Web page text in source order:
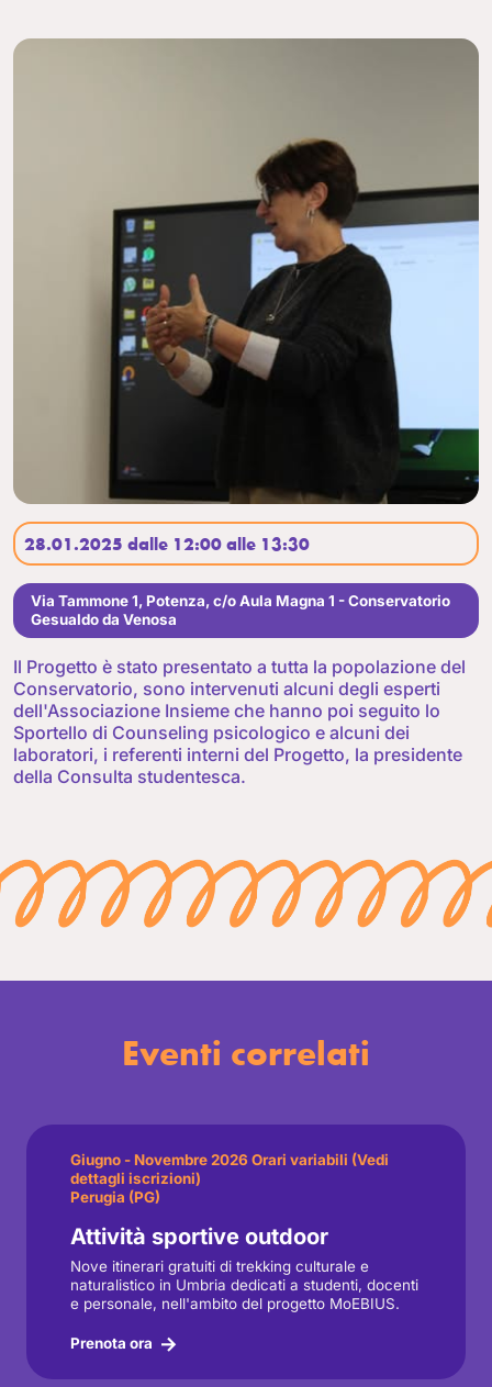
28.01.2025 dalle 12:00 alle 13:30
Via Tammone 1, Potenza, c/o Aula Magna 1 - Conservatorio
Gesualdo da Venosa
Il Progetto è stato presentato a tutta la popolazione del
Conservatorio, sono intervenuti alcuni degli esperti
dell'Associazione Insieme che hanno poi seguito lo
Sportello di Counseling psicologico e alcuni dei
laboratori, i referenti interni del Progetto, la presidente
della Consulta studentesca.
Eventi correlati
Giugno - Novembre 2026 Orari variabili (Vedi
dettagli iscrizioni)
Perugia (PG)
Attività sportive outdoor
Nove itinerari gratuiti di trekking culturale e
naturalistico in Umbria dedicati a studenti, docenti
e personale, nell'ambito del progetto MoEBIUS.
Prenota ora